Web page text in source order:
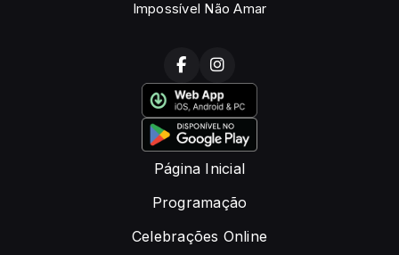
Impossível Não Amar
Página Inicial
Programação
Celebrações Online